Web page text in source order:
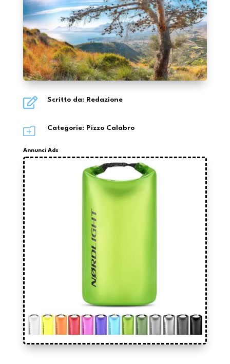
 Scritto da: Redazione
o Categorie: Pizzo Calabro
Annunci Ads